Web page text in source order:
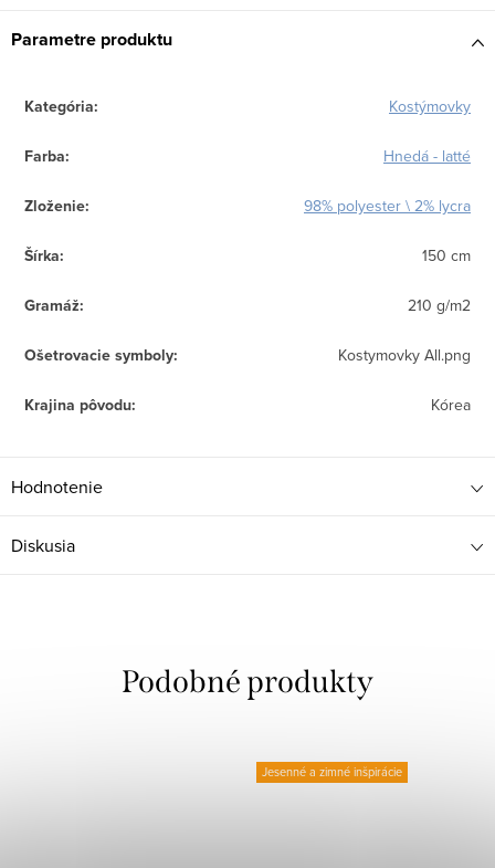
Parametre produktu
Kategória: Kostýmovky
Farba: Hnedá - latté
Zloženie: 98% polyester \ 2% lycra
Šírka: 150 cm
Gramáž: 210 g/m2
Ošetrovacie symboly: Kostymovky All.png
Krajina pôvodu: Kórea
Hodnotenie
Diskusia
Jesenné a zimné inšpirácie